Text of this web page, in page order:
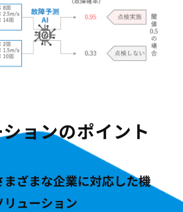
ョンのポイント
ざまな企業に対応した機
ューション